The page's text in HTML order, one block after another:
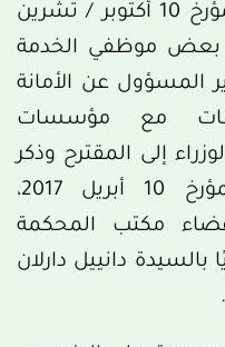
“بالنظر إلى الأمر رقم 169 المؤرخ 10 أكتوبر / تشرين
بتقاعد بعض موظفي الخدمة
المسؤول عن الأمانة
مع مؤسسات
إلى المقترح وذكر
أحكام المرسوم 17.133 المؤرخ 10 أبريل 2017،
مكتب المحكمة
دانييل دارلان